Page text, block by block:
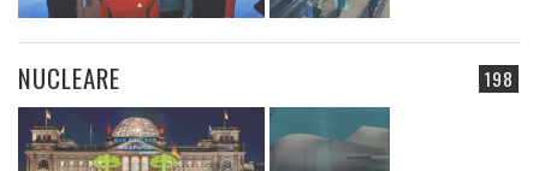
198
NUCLEARE